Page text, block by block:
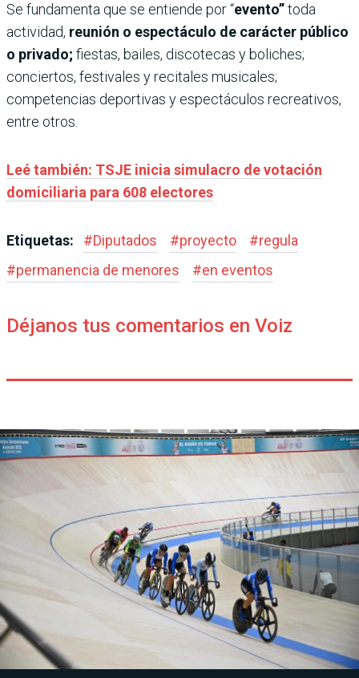
Se fundamenta que se entiende por “evento”toda
actividad, reunión o espectáculo de carácter público
o privado; fiestas, bailes, discotecas y boliches;
conciertos, festivales y recitales musicales;
competencias deportivas y espectáculos recreativos,
entre otros.
Leé también: TSJE inicia simulacro de votación
domiciliaria para 608 electores
Etiquetas: #Diputados #proyecto #regula
#permanencia de menores #en eventos
Déjanos tus comentarios en Voiz